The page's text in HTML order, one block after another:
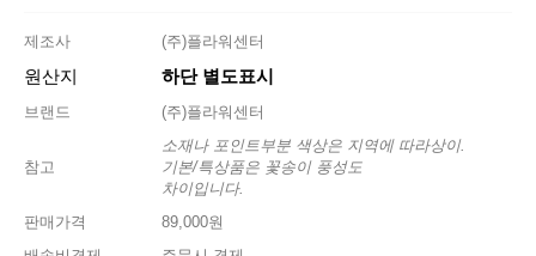
제조사 (주)플라워센터
원산지 하단 별도표시
브랜드 (주)플라워센터
참고
소재나 포인트부분 색상은 지역에 따라상이.
기본/특상품은 꽃송이 풍성도
차이입니다.
판매가격
89,000원